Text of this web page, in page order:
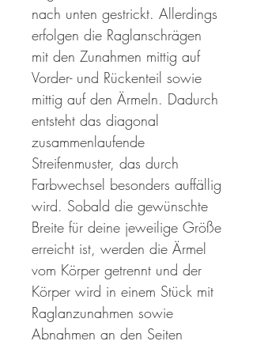
nach unten gestrickt. Allerdings
erfolgen die Raglanschrägen
mit den Zunahmen mittig auf
Vorder- und Rückenteil sowie
mittig auf den Ärmeln. Dadurch
entsteht das diagonal
zusammenlaufende
Streifenmuster, das durch
Farbwechsel besonders auffällig
wird. Sobald die gewünschte
Breite für deine jeweilige Größe
erreicht ist, werden die Ärmel
vom Körper getrennt und der
Körper wird in einem Stück mit
Raglanzunahmen sowie
Abnahmen an den Seiten